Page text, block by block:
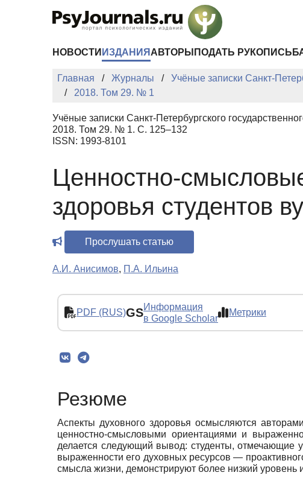
НОВОСТИ ИЗДАНИЯ АВТОРЫ ПОДАТЬ РУКОПИСЬ
Главная Журналы Учёные записки Санкт-
2018. Том 29. № 1
Учёные записки Санкт-Петербургского
2018. Том 29. № 1. С. 125–132
ISSN: 1993-8101
Ценностно-
здоровья студентов
Прослушать статью
А.И. Анисимов, П.А. Ильина
PDF (RUS)GSИнформация
в Google Scholar
Метрики
Резюме
Аспекты духовного здоровья осмысляются
ценностно-смысловыми ориентациями и
делается следующий вывод: студенты, отмечающие
выраженности его духовных ресурсов —
смысла жизни, демонстрируют более низкий уровень